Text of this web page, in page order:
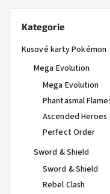
Kategorie
Kusové karty Pokémon
Mega Evolution
Mega Evolution
Phantasmal
Ascended Heroes
Perfect Order
Sword & Shield
Sword & Shield
Rebel Clash